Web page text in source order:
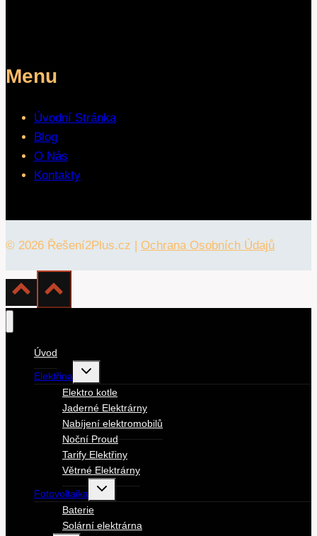
Menu
Úvodní Stránka
Blog
O Nás
Kontakty
© 2026 Řešení2Plus.cz | Ochrana Osobních Údajů
Úvod
Elektřina
Toggle
menu
Elektro kotle
Jaderné Elektrárny
Nabíjení elektromobilů
Noční Proud
Tarify Elektřiny
Větrné Elektrárny
Fotovoltaika
Toggle
Baterie
Solární elektrárna